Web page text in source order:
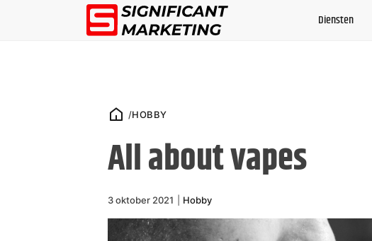
Diensten
/HOBBY
All about vapes
3 oktober 2021 Hobby